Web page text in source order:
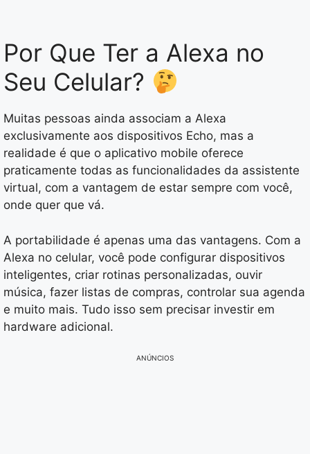
Por Que Ter a Alexa no
Seu Celular?
Muitas pessoas ainda associam a Alexa
exclusivamente aos dispositivos Echo, mas a
realidade é que o aplicativo mobile oferece
praticamente todas as funcionalidades da assistente
virtual, com a vantagem de estar sempre com você,
onde quer que vá.
A portabilidade é apenas uma das vantagens. Com a
Alexa no celular, você pode configurar dispositivos
inteligentes, criar rotinas personalizadas, ouvir
música, fazer listas de compras, controlar sua agenda
e muito mais. Tudo isso sem precisar investir em
hardware adicional.
ANÚNCIOS